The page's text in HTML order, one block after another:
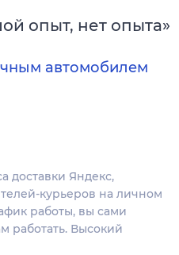
опыт, нет опыта»
автомобилем
доставки Яндекс,
курьеров на личном
работы, вы сами
работать. Высокий